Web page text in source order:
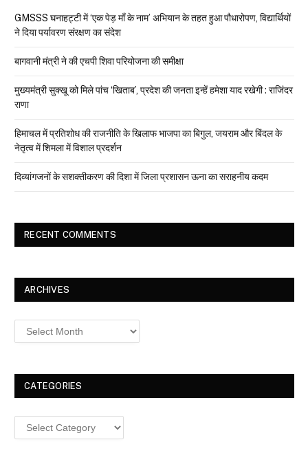
GMSSS घनाहट्टी में ‘एक पेड़ माँ के नाम’ अभियान के तहत हुआ पौधारोपण, विद्यार्थियों
ने दिया पर्यावरण संरक्षण का संदेश
बागवानी मंत्री ने की एचपी शिवा परियोजना की समीक्षा
मुख्यमंत्री सुक्खू को मिले पांच ‘खिताब’, प्रदेश की जनता इन्हें हमेशा याद रखेगी : राजिंदर
राणा
हिमाचल में प्रतिशोध की राजनीति के खिलाफ भाजपा का बिगुल, जयराम और बिंदल के
नेतृत्व में शिमला में विशाल प्रदर्शन
दिव्यांगजनों के सशक्तीकरण की दिशा में जिला प्रशासन ऊना का सराहनीय कदम
RECENT COMMENTS
ARCHIVES
Archives
CATEGORIES
Categories